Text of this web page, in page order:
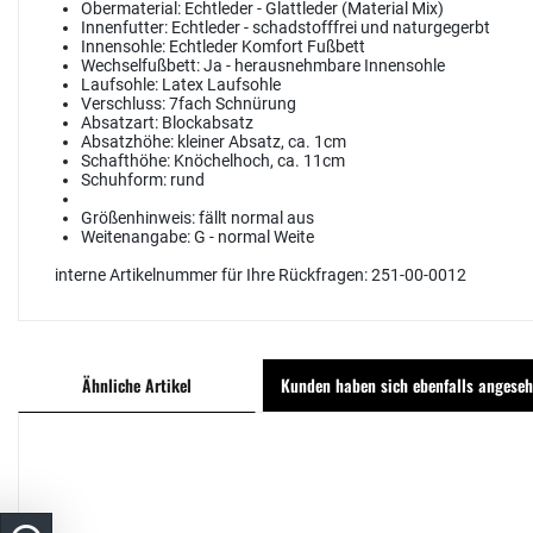
Obermaterial: Echtleder - Glattleder (Material Mix)
Innenfutter: Echtleder - schadstofffrei und naturgegerbt
Innensohle: Echtleder Komfort Fußbett
Wechselfußbett:Ja - herausnehmbare Innensohle
Laufsohle: Latex Laufsohle
Verschluss:7fach Schnürung
Absatzart: Blockabsatz
Absatzhöhe: kleiner Absatz, ca. 1cm
Schafthöhe: Knöchelhoch, ca. 11cm
Schuhform: rund
Größenhinweis:fällt normal aus
Weitenangabe:G - normal Weite
interne Artikelnummer für Ihre Rückfragen: 251-00-0012
Ähnliche Artikel Kunden haben sich ebenfalls